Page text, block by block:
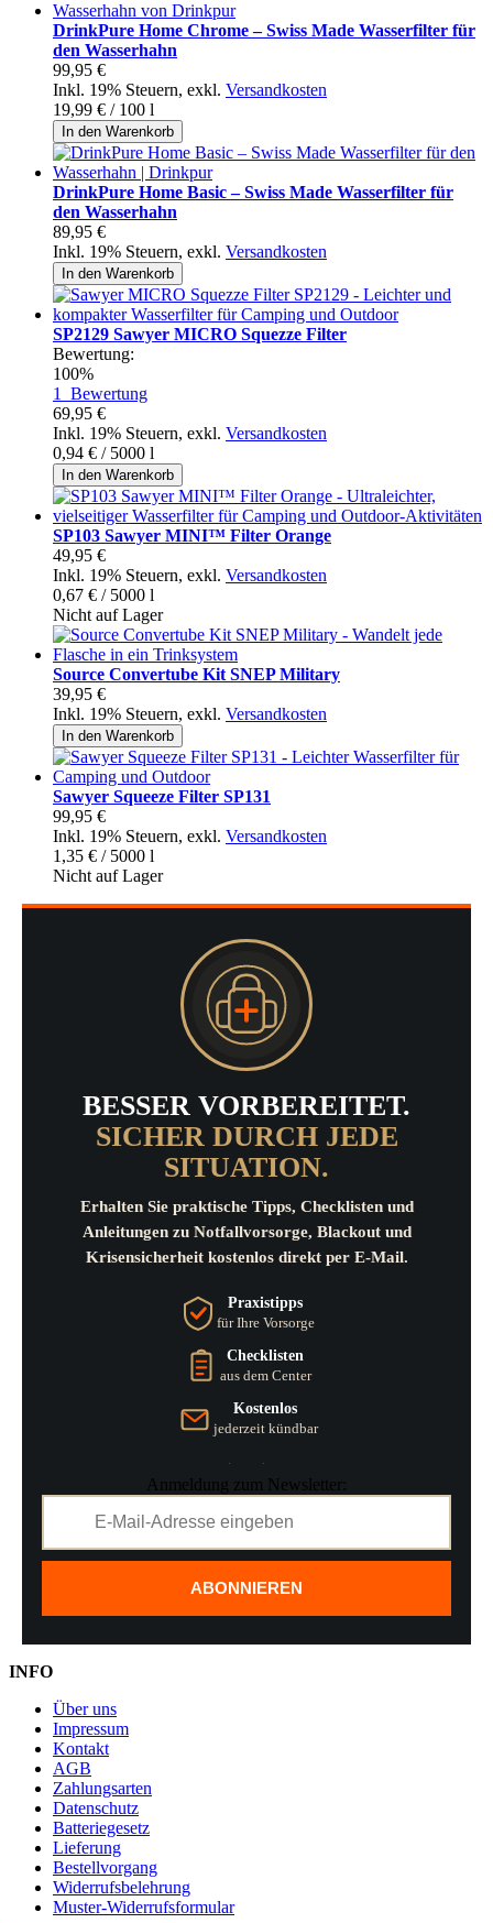
DrinkPure Home Chrome – Swiss Made Wasserfilter für
den Wasserhahn
99,95 €
Inkl. 19% Steuern, exkl. Versandkosten
19,99 € / 100 l
In den Warenkorb
DrinkPure Home Basic – Swiss Made Wasserfilter für
den Wasserhahn
89,95 €
Inkl. 19% Steuern, exkl. Versandkosten
In den Warenkorb
SP2129 Sawyer MICRO Squezze Filter
Bewertung:
100%
1 Bewertung
69,95 €
Inkl. 19% Steuern, exkl. Versandkosten
0,94 € / 5000 l
In den Warenkorb
SP103 Sawyer MINI™ Filter Orange
49,95 €
Inkl. 19% Steuern, exkl. Versandkosten
0,67 € / 5000 l
Nicht auf Lager
Source Convertube Kit SNEP Military
39,95 €
Inkl. 19% Steuern, exkl. Versandkosten
In den Warenkorb
Sawyer Squeeze Filter SP131
99,95 €
Inkl. 19% Steuern, exkl. Versandkosten
1,35 € / 5000 l
Nicht auf Lager
BESSER VORBEREITET.
SICHER DURCH JEDE
SITUATION.
Erhalten Sie praktische Tipps, Checklisten und
Anleitungen zu Notfallvorsorge, Blackout und
Krisensicherheit kostenlos direkt per E-Mail.
Praxistipps
für Ihre Vorsorge
Checklisten
aus dem Center
Kostenlos
jederzeit kündbar
Anmeldung zum Newsletter:
ABONNIEREN
INFO
Über uns
Impressum
Kontakt
AGB
Zahlungsarten
Datenschutz
Batteriegesetz
Lieferung
Bestellvorgang
Widerrufsbelehrung
Muster-Widerrufsformular